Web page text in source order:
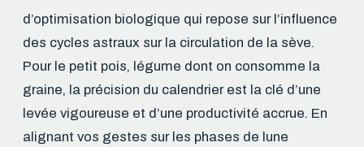
d’optimisation biologique qui repose sur l’influence
des cycles astraux sur la circulation de la sève.
Pour le petit pois, légume dont on consomme la
graine, la précision du calendrier est la clé d’une
levée vigoureuse et d’une productivité accrue. En
alignant vos gestes sur les phases de lune